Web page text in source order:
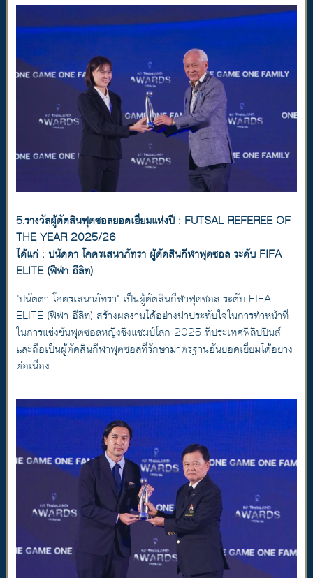
5.รางวัลผู้ตัดสินฟุตซอลยอดเยี่ยมแห่งปี : FUTSAL REFEREE OF
THE YEAR 2025/26
ได้แก่ : ปนัดดา โคตรเสนาภัทรา ผู้ตัดสินกีฬาฟุตซอล ระดับ FIFA
ELITE (ฟีฟ่า อีลิท)
"ปนัดดา โคตรเสนาภัทรา" เป็นผู้ตัดสินกีฬาฟุตซอล ระดับ FIFA
ELITE (ฟีฟ่า อีลิท) สร้างผลงานได้อย่างน่าประทับใจในการทำหน้าที่
ในการแข่งขันฟุตซอลหญิงชิงแชมป์โลก 2025 ที่ประเทศฟิลิปปินส์
และถือเป็นผู้ตัดสินกีฬาฟุตซอลที่รักษามาตรฐานอันยอดเยี่ยมได้อย่าง
ต่อเนื่อง